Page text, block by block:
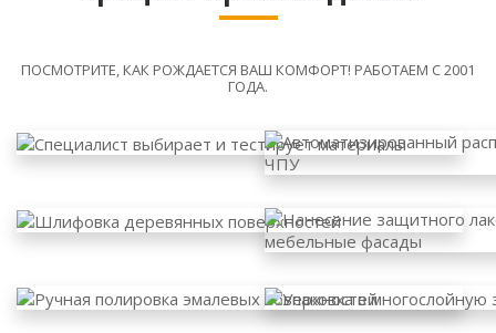
ПОСМОТРИТЕ, КАК РОЖДАЕТСЯ ВАШ КОМФОРТ! РАБОТАЕМ С 2001
ГОДА.